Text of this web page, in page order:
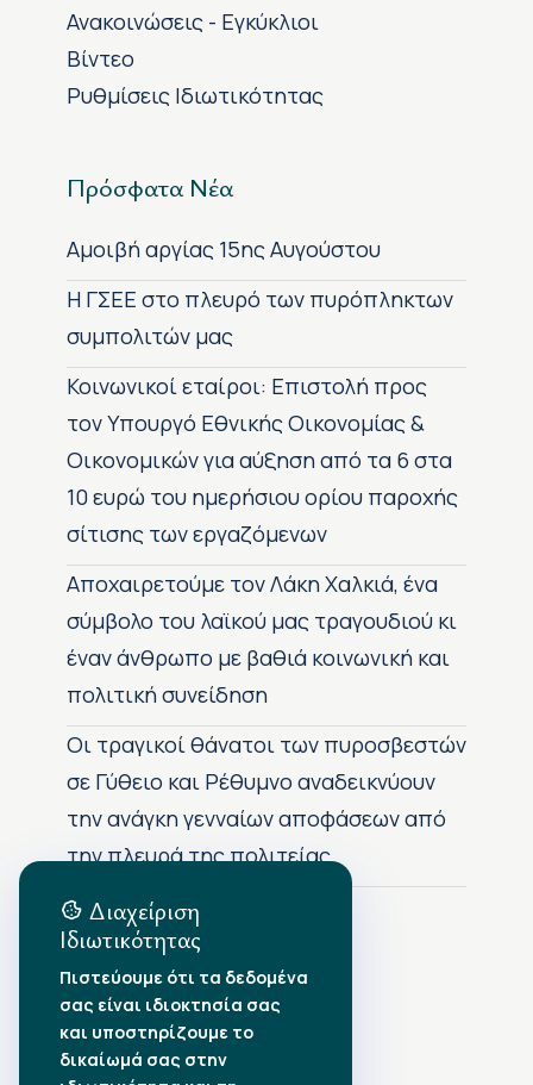
Ανακοινώσεις - Εγκύκλιοι
Βίντεο
Ρυθμίσεις Ιδιωτικότητας
Πρόσφατα Νέα
Αμοιβή αργίας 15ης Αυγούστου
H ΓΣΕΕ στο πλευρό των πυρόπληκτων
συμπολιτών μας
Κοινωνικοί εταίροι: Επιστολή προς
τον Υπουργό Εθνικής Οικονομίας &
Οικονομικών για αύξηση από τα 6 στα
10 ευρώ του ημερήσιου ορίου παροχής
σίτισης των εργαζόμενων
Αποχαιρετούμε τον Λάκη Χαλκιά, ένα
σύμβολο του λαϊκού μας τραγουδιού κι
έναν άνθρωπο με βαθιά κοινωνική και
πολιτική συνείδηση
Οι τραγικοί θάνατοι των πυροσβεστών
σε Γύθειο και Ρέθυμνο αναδεικνύουν
την ανάγκη γενναίων αποφάσεων από
την πλευρά της πολιτείας
Αρχείο Δημοσιεύσεων
•Αύγουστος 2026
•Ιούλιος 2026
•Ιούνιος 2026
Διαχείριση
Ιδιωτικότητας
Πιστεύουμε ότι τα δεδομένα
σας είναι ιδιοκτησία σας
και υποστηρίζουμε το
δικαίωμά σας στην